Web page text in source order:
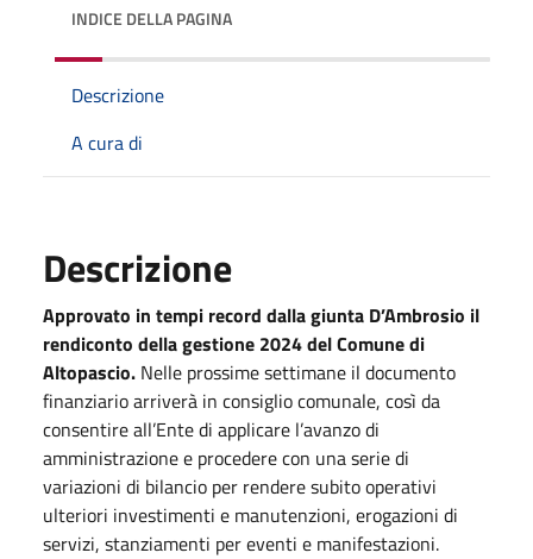
INDICE DELLA PAGINA
Descrizione
A cura di
Descrizione
Approvato in tempi record dalla giunta D’Ambrosio il
rendiconto della gestione 2024 del Comune di
Altopascio. Nelle prossime settimane il documento
finanziario arriverà in consiglio comunale, così da
consentire all’Ente di applicare l’avanzo di
amministrazione e procedere con una serie di
variazioni di bilancio per rendere subito operativi
ulteriori investimenti e manutenzioni, erogazioni di
servizi, stanziamenti per eventi e manifestazioni.